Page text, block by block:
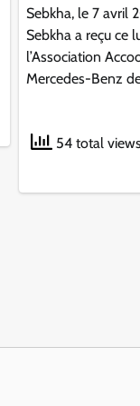
Sebkha, le 7 avril
Sebkha a reçu ce
l’Association
Mercedes-Benz
54 total